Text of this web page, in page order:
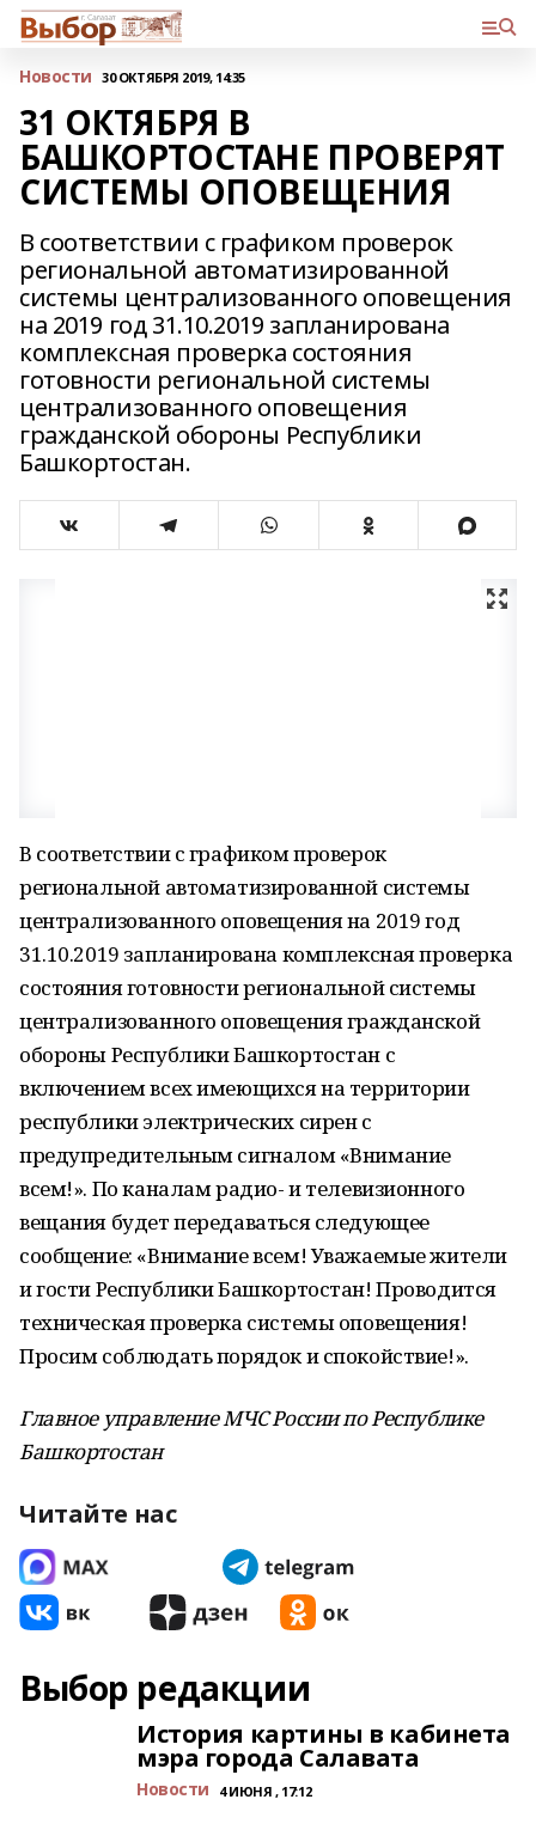
Новости 30 ОКТЯБРЯ 2019, 14:35
31 ОКТЯБРЯ В
БАШКОРТОСТАНЕ ПРОВЕРЯТ
СИСТЕМЫ ОПОВЕЩЕНИЯ
В соответствии с графиком проверок
региональной автоматизированной
системы централизованного оповещения
на 2019 год 31.10.2019 запланирована
комплексная проверка состояния
готовности региональной системы
централизованного оповещения
гражданской обороны Республики
Башкортостан.
В соответствии с графиком проверок
региональной автоматизированной системы
централизованного оповещения на 2019 год
31.10.2019 запланирована комплексная проверка
состояния готовности региональной системы
централизованного оповещения гражданской
обороны Республики Башкортостан с
включением всех имеющихся на территории
республики электрических сирен с
предупредительным сигналом «Внимание
всем!». По каналам радио- и телевизионного
вещания будет передаваться следующее
сообщение: «Внимание всем! Уважаемые жители
и гости Республики Башкортостан! Проводится
техническая проверка системы оповещения!
Просим соблюдать порядок и спокойствие!».
Главное управление МЧС России по Республике
Башкортостан
Читайте нас
Выбор редакции
История картины в кабинета
мэра города Салавата
Новости 4 ИЮНЯ , 17:12